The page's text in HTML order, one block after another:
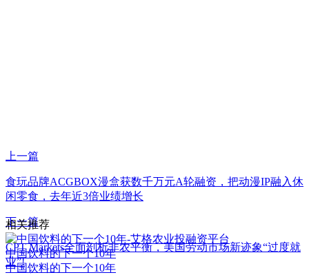
上一篇
食玩品牌ACGBOX漫盒获数千万元A轮融资，把动漫IP融入休
闲零食，去年近3倍业绩增长
下一篇
CPT Markets全面剖析非农平衡，美国劳动市场新迹象“过度就
业”!
相关推荐
中国饮料的下一个10年
中国饮料的下一个10年